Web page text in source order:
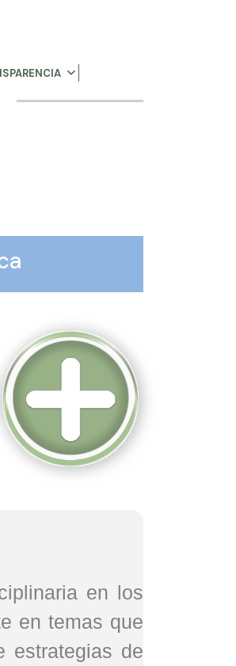
en los
en temas que
estrategias de